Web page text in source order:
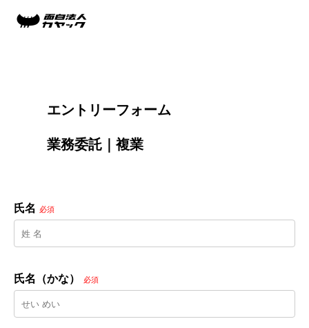
        エントリーフォーム
氏名 必須
氏名（かな） 必須